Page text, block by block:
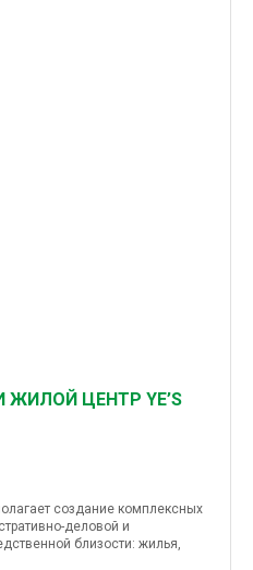
ЦЕНТР YE’S
создание комплексных
деловой и
близости: жилья,